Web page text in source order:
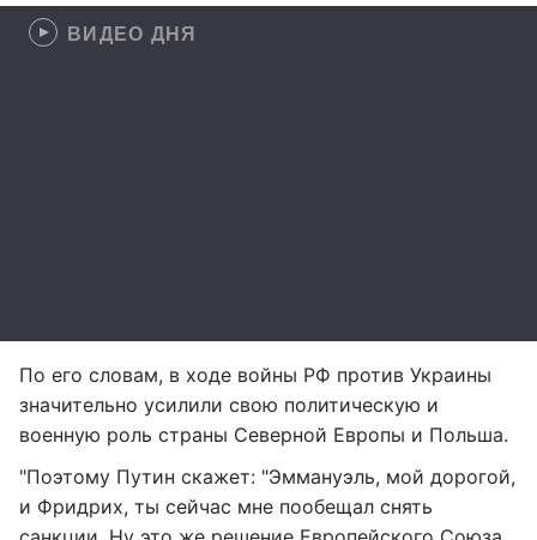
ВИДЕО ДНЯ
По его словам, в ходе войны РФ против Украины
значительно усилили свою политическую и
военную роль страны Северной Европы и Польша.
"Поэтому Путин скажет: "Эммануэль, мой дорогой,
и Фридрих, ты сейчас мне пообещал снять